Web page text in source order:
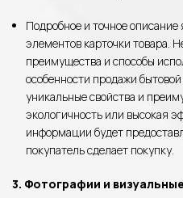
Подробное и точное
элементов карточки товара.
преимущества и способы
особенности продажи
уникальные свойства и
экологичность или высокая
информации будет
покупатель сделает покупку.
3. Фотографии и